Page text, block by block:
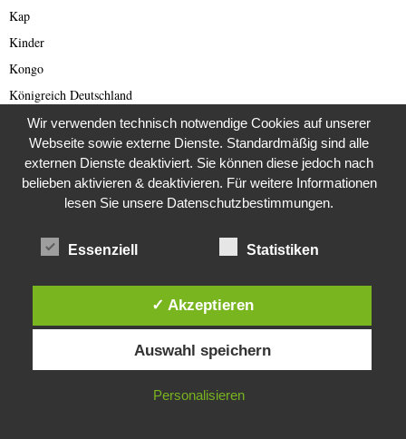
Kap
Kinder
Kongo
Königreich Deutschland
Kriminalfälle
Kriminalgeschichte
Kriminalität
Kurzmeldungen
Letzte Generation
Diese Website verwendet Cookies. Durch die weitere Nutzung dieser
Website stimmst du der Verwendung von Cookies zu.
IN ORDNUNG
Wir verwenden technisch notwendige Cookies auf unserer
Webseite sowie externe Dienste. Standardmäßig sind alle
externen Dienste deaktiviert. Sie können diese jedoch nach
belieben aktivieren & deaktivieren. Für weitere Informationen
lesen Sie unsere Datenschutzbestimmungen.
Essenziell Statistiken
✓ Akzeptieren
Auswahl speichern
Personalisieren